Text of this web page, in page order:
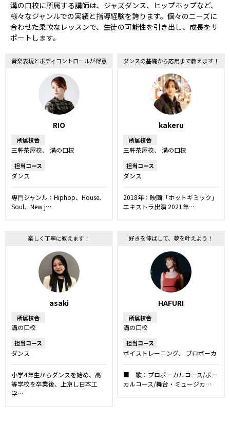
溝の口校に所属する講師は、ジャズダンス、ヒップホップなど、
様々なジャンルでの実績と指導経験を誇ります。個々のニーズに
合わせた柔軟なレッスンで、生徒の可能性を引き出し、成長をサ
ポートします。
音楽表現とボディコントロールが得意
RIO
所属校舎
三軒茶屋校 溝の口校
担当コース
ダンス
専門ジャンル：Hiphop、House、
Soul、New j…
ダンスの基礎から応用まで教えます！
kakeru
所属校舎
三軒茶屋校 溝の口校
担当コース
ダンス
2018年：映画「ホットギミック」
エキストラ出演 2021年…
楽しく丁寧に教えます！
asaki
所属校舎
溝の口校
担当コース
ダンス
小学4年生からダンスを始め、高
等学校を卒業後、上京し日本工
学…
好きを伸ばして、夢を叶えよう！
HAFURI
所属校舎
溝の口校
担当コース
ボイストレーニング
プロボーカ
舞台・ミュージカルレッスン
キ
ッズ・ジュニアコース
ダンス
■ 歌：プロボーカルコース/ボー
カルコース/舞台・ミュージカ…